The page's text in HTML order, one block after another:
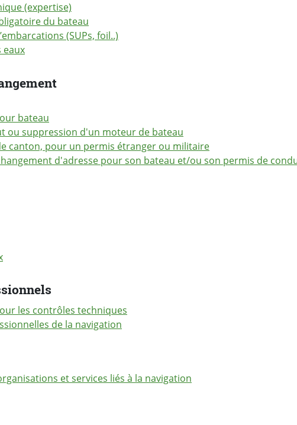
(expertise)
du bateau
(SUPs, foil..)
eaux
bateau
ou suppression d'un moteur de bateau
canton, pour un permis étranger ou militaire
d'adresse pour son bateau et/ou son permis de
les contrôles techniques
de la navigation
et services liés à la navigation